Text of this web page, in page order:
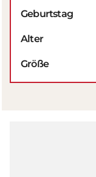
Geburtstag
Alter
Größe